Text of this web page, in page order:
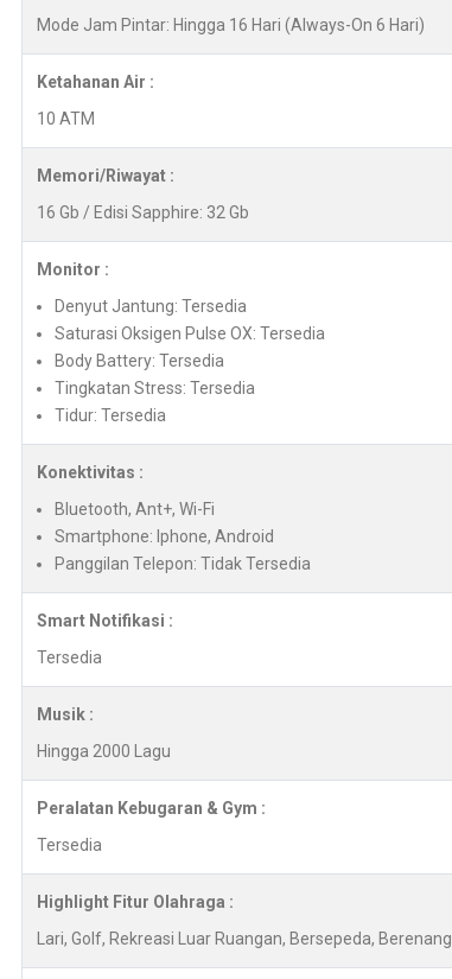
Mode Jam Pintar: Hingga 16 Hari (Always-On 6 Hari)
Ketahanan Air :
10 ATM
Memori/Riwayat :
16 Gb / Edisi Sapphire: 32 Gb
Monitor :
Denyut Jantung: Tersedia
Saturasi Oksigen Pulse OX: Tersedia
Body Battery: Tersedia
Tingkatan Stress: Tersedia
Tidur: Tersedia
Konektivitas :
Bluetooth, Ant+, Wi-Fi
Smartphone: Iphone, Android
Panggilan Telepon: Tidak Tersedia
Smart Notifikasi :
Tersedia
Musik :
Hingga 2000 Lagu
Peralatan Kebugaran & Gym :
Tersedia
Highlight Fitur Olahraga :
Lari, Golf, Rekreasi Luar Ruangan, Bersepeda, Berenang